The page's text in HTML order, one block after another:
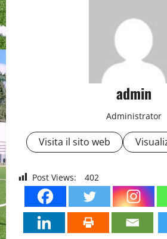
admin
Administrator
Visita il sito web
Post Views: 402